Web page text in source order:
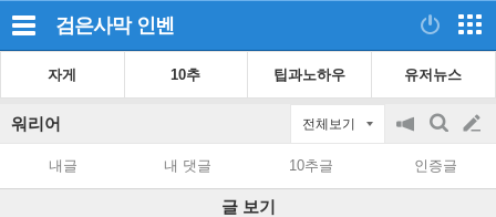
검은사막 인벤
자게 10추 팁과노하우 유저뉴스
워리어 전체보기
공
on/off
검
색
글
쓰
내글 내 댓글 10추글 인증글
글 보기